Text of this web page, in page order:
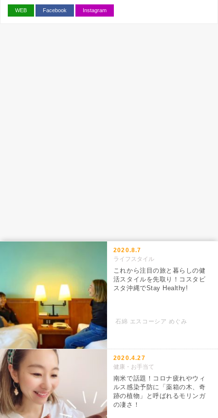
WEB Facebook Instagram
2020.8.7
ライフスタイル
石綿 エスコーシア めぐみ
これから注目の旅と暮らしの健
活スタイルを先取り！コスタビ
スタ沖縄でStay Healthy!
2020.4.27
健康・お手当て
南米で話題！コロナ疲れやウィ
ルス感染予防に「薬箱の木、奇
跡の植物」と呼ばれるモリンガ
の凄さ！